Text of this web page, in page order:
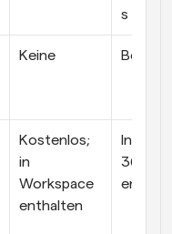
s
Keine
Kostenlos;
in
Workspace
enthalten
In
365